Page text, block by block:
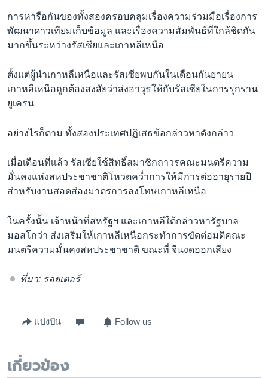
การหารือกันของทั้งสองครอบคลุมเรื่องความร่วมมือเรื่องการ
พัฒนาดาวเทียมเก็บข้อมูล และเรื่องความสัมพันธ์ที่ใกล้ชิดกัน
มากขึ้นระหว่างรัสเซียและเกาหลีเหนือ
ตั้งแต่ผู้นำเกาหลีเหนือและรัสเซียพบกันในเดือนกันยายน
เกาหลีเหนือถูกต้องสงสัยว่าส่งอาวุธให้กับรัสเซียในการรุกราน
ยูเครน
อย่างไรก็ตาม ทั้งสองประเทศปฏิเสธข้อกล่าวหาดังกล่าว
เมื่อเดือนที่เเล้ว รัสเซียใช้สิทธิ์สมาชิกถาวรคณะมนตรีความ
มั่นคงแห่งสหประชาชาติโหวตคว่ำการให้มีการต่ออายุรายปี
สำหรับงานสอดส่องมาตรการลงโทษเกาหลีเหนือ
ในครั้งนั้น เจ้าหน้าที่สหรัฐฯ และเกาหลีใต้กล่าวหารัฐบาล
มอสโกว่า ส่งเสริมให้เกาหลีเหนือกระทำการขัดต่อมติคณะ
มนตรีความมั่นคงสหประชาชาติ ขณะที่ จีนงดออกเสียง
ที่มา: รอยเตอร์
แบ่งปัน Follow us
เกี่ยวข้อง